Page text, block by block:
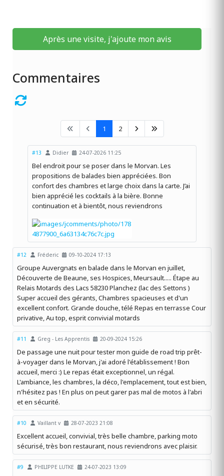
Après une visite, j'ajoute mon avis
Commentaires
1 2
#13 Didier 24-07-2026 11:25
Bel endroit pour se poser dans le Morvan. Les
propositions de balades bien appréciées. Bon
confort des chambres et large choix dans la carte. J’ai
bien apprécié les cocktails à la bière. Bonne
continuation et à bientôt, nous reviendrons
#12 Fréderic 09-10-2024 17:13
Groupe Auvergnats en balade dans le Morvan en juillet,
Découverte de Beaune, ses Hospices, Meursault..... Étape au
Relais Motards des Lacs 58230 Planchez (lac des Settons )
Super accueil des gérants, Chambres spacieuses et d'un
excellent confort. Grande douche, télé Repas en terrasse Cour
privative, Au top, esprit convivial motards
#11 Greg - Les Apprentis 20-09-2024 15:26
De passage une nuit pour tester mon guide de road trip prêt-
à-voyager dans le Morvan, j'ai adoré l'établissement ! Bon
accueil, merci :) Le repas était exceptionnel, un régal.
L'ambiance, les chambres, la déco, l'emplacement, tout est bien,
n'hésitez pas ! En plus on peut garer pas mal de motos à l'abri
et en sécurité.
#10 Vaillant v 28-07-2023 21:08
Excellent accueil, convivial, très belle chambre, parking moto
sécurisé, très bon restaurant, nous reviendrons avec plaisir.
#9 PHILIPPE LUTKE 24-07-2023 13:09